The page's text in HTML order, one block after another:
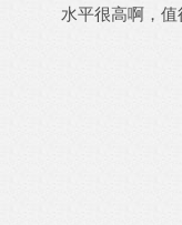
水平很高啊，值